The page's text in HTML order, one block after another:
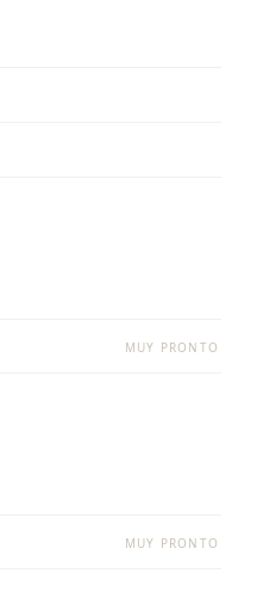
MUY PRONTO
MUY PRONTO